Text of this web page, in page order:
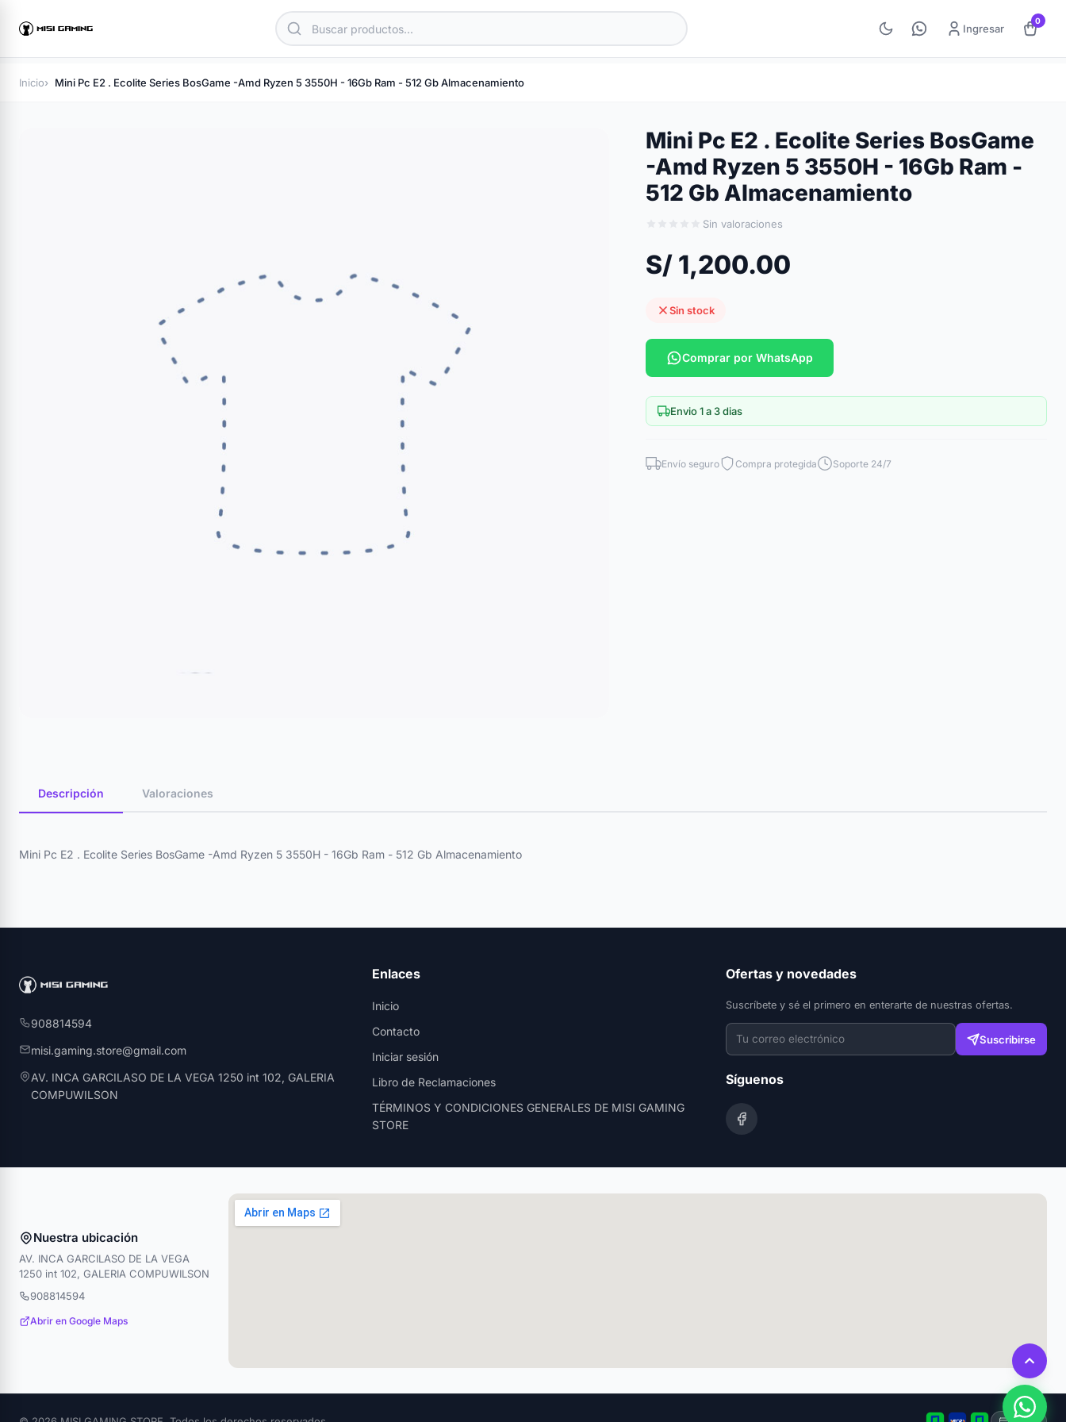
Ingresar
0
Inicio Mini Pc E2 . Ecolite Series BosGame -Amd Ryzen 5 3550H - 16Gb Ram - 512 Gb Almacenamiento
Mini Pc E2 . Ecolite Series BosGame
-Amd Ryzen 5 3550H - 16Gb Ram -
512 Gb Almacenamiento
Sin valoraciones
S/ 1,200.00
Sin stock
Comprar por WhatsApp
Envio 1 a 3 dias
Envío seguro Compra protegida Soporte 24/7
Descripción Valoraciones
Mini Pc E2 . Ecolite Series BosGame -Amd Ryzen 5 3550H - 16Gb Ram - 512 Gb Almacenamiento
908814594
misi.gaming.store@gmail.com
AV. INCA GARCILASO DE LA VEGA 1250 int 102, GALERIA
COMPUWILSON
Enlaces
Inicio
Contacto
Iniciar sesión
Libro de Reclamaciones
TÉRMINOS Y CONDICIONES GENERALES DE MISI GAMING
STORE
Ofertas y novedades
Suscríbete y sé el primero en enterarte de nuestras ofertas.
Suscribirse
Síguenos
Nuestra ubicación
AV. INCA GARCILASO DE LA VEGA
1250 int 102, GALERIA COMPUWILSON
908814594
Abrir en Google Maps